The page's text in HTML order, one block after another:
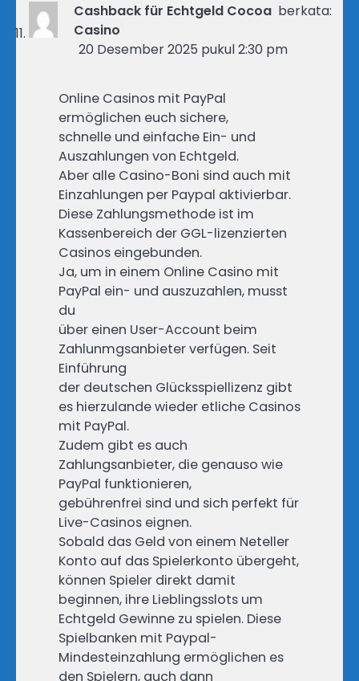
Cashback für Echtgeld Cocoa
Casino
berkata:
20 Desember 2025 pukul 2:30 pm
Online Casinos mit PayPal
ermöglichen euch sichere,
schnelle und einfache Ein- und
Auszahlungen von Echtgeld.
Aber alle Casino-Boni sind auch mit
Einzahlungen per Paypal aktivierbar.
Diese Zahlungsmethode ist im
Kassenbereich der GGL-lizenzierten
Casinos eingebunden.
Ja, um in einem Online Casino mit
PayPal ein- und auszuzahlen, musst
du
über einen User-Account beim
Zahlunmgsanbieter verfügen. Seit
Einführung
der deutschen Glücksspiellizenz gibt
es hierzulande wieder etliche Casinos
mit PayPal.
Zudem gibt es auch
Zahlungsanbieter, die genauso wie
PayPal funktionieren,
gebührenfrei sind und sich perfekt für
Live-Casinos eignen.
Sobald das Geld von einem Neteller
Konto auf das Spielerkonto übergeht,
können Spieler direkt damit
beginnen, ihre Lieblingsslots um
Echtgeld Gewinne zu spielen. Diese
Spielbanken mit Paypal-
Mindesteinzahlung ermöglichen es
den Spielern, auch dann